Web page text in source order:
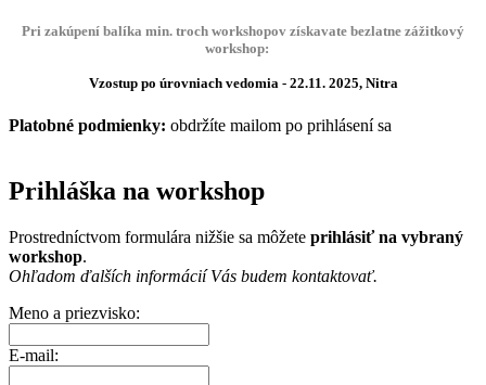
Pri zakúpení balíka min. troch workshopov získavate bezlatne zážitkový
workshop:
Vzostup po úrovniach vedomia - 22.11. 2025, Nitra
Platobné podmienky: obdržíte mailom po prihlásení sa
Prihláška na workshop
Prostredníctvom formulára nižšie sa môžete prihlásiť na vybraný
workshop.
Ohľadom ďalších informácií Vás budem kontaktovať.
Meno a priezvisko:
E-mail: